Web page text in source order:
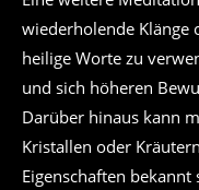
wiederholende Klänge
heilige Worte zu
und sich höheren
Darüber hinaus kann
Kristallen oder
Eigenschaften